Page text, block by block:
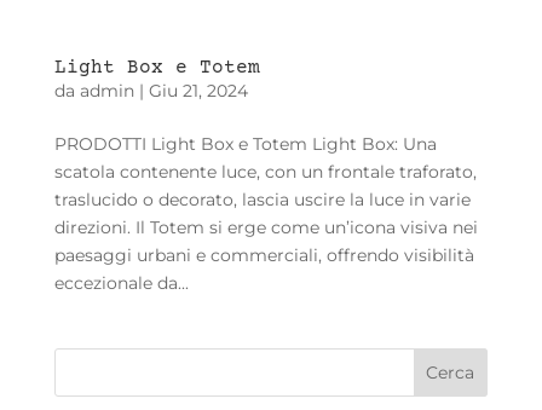
Light Box e Totem
da admin| Giu 21, 2024
PRODOTTI Light Box e Totem Light Box: Una
scatola contenente luce, con un frontale traforato,
traslucido o decorato, lascia uscire la luce in varie
direzioni. Il Totem si erge come un’icona visiva nei
paesaggi urbani e commerciali, offrendo visibilità
eccezionale da...